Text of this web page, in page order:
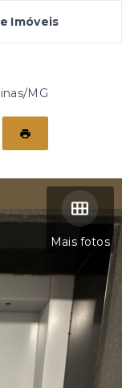
Imóveis
MG
Mais fotos